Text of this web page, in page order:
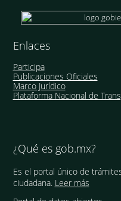
Enlaces
Participa
Publicaciones Oficiales
Marco Jurídico
Plataforma Nacional de
¿Qué es gob.mx?
Es el portal único de
ciudadana. Leer más